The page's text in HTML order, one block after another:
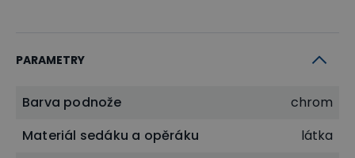
PARAMETRY
Barva podnože
chrom
Materiál sedáku a opěráku
látka